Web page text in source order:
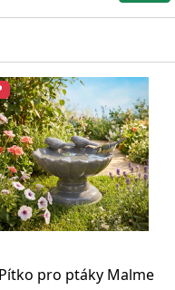
Pítko pro ptáky Malme